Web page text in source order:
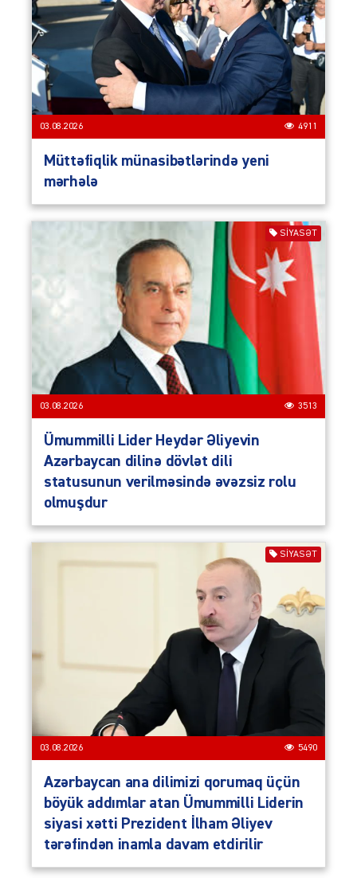
03.08.2026 4911
Müttəfiqlik münasibətlərində yeni
mərhələ
SIYASƏT
03.08.2026 3513
Ümummilli Lider Heydər Əliyevin
Azərbaycan dilinə dövlət dili
statusunun verilməsində əvəzsiz rolu
olmuşdur
SIYASƏT
03.08.2026 5490
Azərbaycan ana dilimizi qorumaq üçün
böyük addımlar atan Ümummilli Liderin
siyasi xətti Prezident İlham Əliyev
tərəfindən inamla davam etdirilir